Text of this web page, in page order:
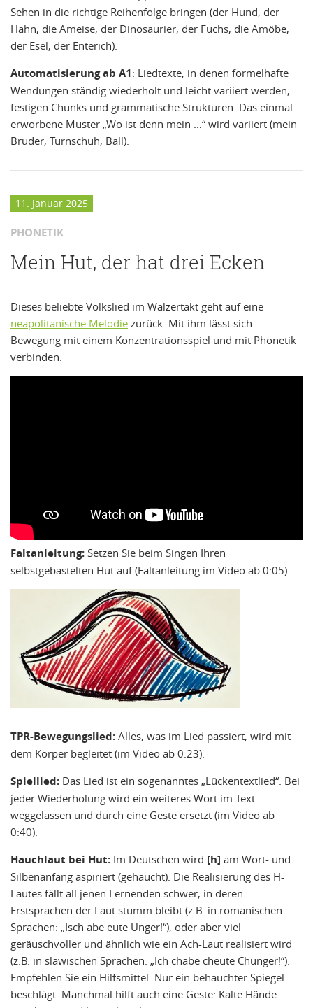
Sehen in die richtige Reihenfolge bringen (der Hund, der
Hahn, die Ameise, der Dinosaurier, der Fuchs, die Amöbe,
der Esel, der Enterich).
Automatisierung ab A1: Liedtexte, in denen formelhafte
Wendungen ständig wiederholt und leicht variiert werden,
festigen Chunks und grammatische Strukturen. Das einmal
erworbene Muster „Wo ist denn mein …“ wird variiert (mein
Bruder, Turnschuh, Ball).
11. Januar 2025
PHONETIK
Mein Hut, der hat drei Ecken
Dieses beliebte Volkslied im Walzertakt geht auf eine
neapolitanische Melodie zurück. Mit ihm lässt sich
Bewegung mit einem Konzentrationsspiel und mit Phonetik
verbinden.
Faltanleitung: Setzen Sie beim Singen Ihren
selbstgebastelten Hut auf (Faltanleitung im Video ab 0:05).
TPR-Bewegungslied: Alles, was im Lied passiert, wird mit
dem Körper begleitet (im Video ab 0:23).
Spiellied: Das Lied ist ein sogenanntes „Lückentextlied“. Bei
jeder Wiederholung wird ein weiteres Wort im Text
weggelassen und durch eine Geste ersetzt (im Video ab
0:40).
Hauchlaut bei Hut: Im Deutschen wird [h] am Wort- und
Silbenanfang aspiriert (gehaucht). Die Realisierung des H-
Lautes fällt all jenen Lernenden schwer, in deren
Erstsprachen der Laut stumm bleibt (z.B. in romanischen
Sprachen: „Isch abe eute Unger!“), oder aber viel
geräuschvoller und ähnlich wie ein Ach-Laut realisiert wird
(z.B. in slawischen Sprachen: „Ich chabe cheute Chunger!“).
Empfehlen Sie ein Hilfsmittel: Nur ein behauchter Spiegel
beschlägt. Manchmal hilft auch eine Geste: Kalte Hände